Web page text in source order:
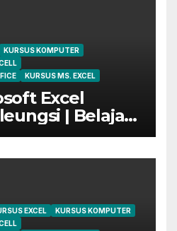
KURSUS KOMPUTER
KURSUS MS. EXCEL
Excel
| Belajar
Mahir
EXCEL
KURSUS KOMPUTER